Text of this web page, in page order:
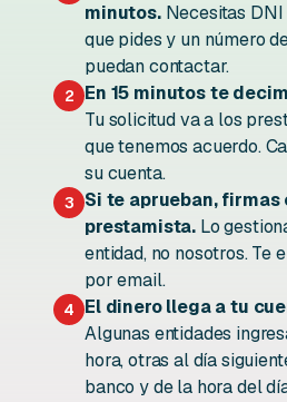
minutos.Necesitas DNI
que pides y un número
puedan contactar.
2
En 15 minutos te
Tu solicitud va a los
que tenemos acuerdo.
su cuenta.
3
Si te aprueban, firmas
prestamista. Lo
entidad, no nosotros. Te
por email.
4
El dinero llega a tu
Algunas entidades
hora, otras al día
banco y de la hora del